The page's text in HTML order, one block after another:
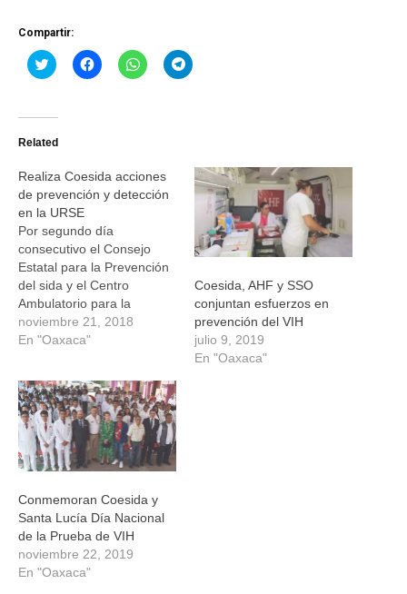
Compartir:
Haz
clic
Twitter
abre
una
ventana
nueva)
Haz
clic
una
ventana
nueva)
Haz
clic
ventana
nueva)
Haz
clic
una
ventana
nueva)
Related
Realiza Coesida acciones
de prevención y detección
en la URSE
Por segundo día
consecutivo el Consejo
Estatal para la Prevención
del sida y el Centro
Ambulatorio para la
Prevención y Atención del
sida e Infecciones de
realiza acciones de
prevención y detección del
Virus de Inmunodeficiencia
Humana (VIH). En el
marco de conmemoración
noviembre 21, 2018
En "Oaxaca"
Coesida, AHF y SSO
conjuntan esfuerzos en
prevención del VIH
julio 9, 2019
En "Oaxaca"
Conmemoran Coesida y
Santa Lucía Día Nacional
de la Prueba de VIH
noviembre 22, 2019
En "Oaxaca"